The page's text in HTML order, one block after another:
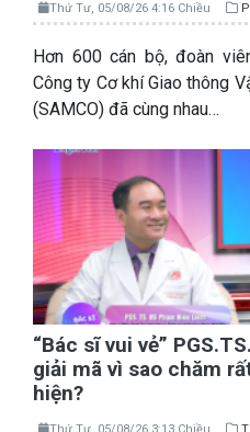
Thứ Tư, 05/08/26 4:16 Chiều
Hơn 600 cán bộ, đoàn
Công ty Cơ khí Giao thông
(SAMCO) đã cùng nhau…
“Bác sĩ vui vẻ”
giải mã vì sao chăm
hiện?